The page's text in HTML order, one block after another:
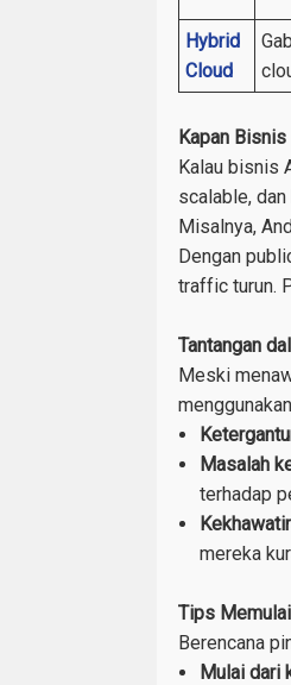
Hybrid
Cloud
Kapan
Kalau bisnis
scalable,
Misalnya,
Dengan
traffic turun.
Tantangan
Meski
Masalah
terhadap
mereka
Tips
Berencana
Mulai dari